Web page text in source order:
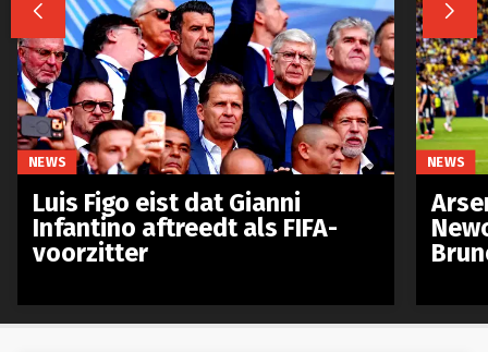
NEWS
Luis Figo eist dat Gianni
Infantino aftreedt als FIFA-
voorzitter
NEWS